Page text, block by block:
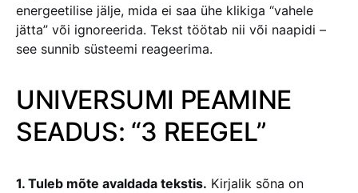
energeetilise jälje, mida ei saa ühe klikiga “vahele
jätta” või ignoreerida. Tekst töötab nii või naapidi –
see sunnib süsteemi reageerima.
UNIVERSUMI PEAMINE
SEADUS: “3 REEGEL”
1. Tuleb mõte avaldada tekstis. Kirjalik sõna on